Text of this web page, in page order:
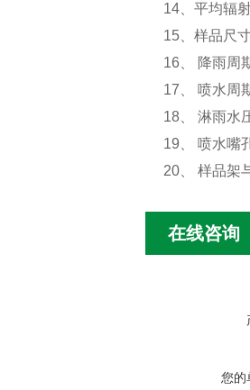
14、平均辐
15、样品尺
16、 降雨周
17、 喷水周
18、 淋雨水
19、 喷水嘴
20、 样品架
在线咨询
您的